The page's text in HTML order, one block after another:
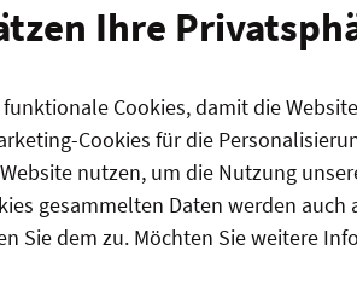
Ihre
Cookies, damit die
Cookies für die
nutzen, um die Nutzung
gesammelten Daten werden
Sie dem zu. Möchten Sie weitere
Das könnte
Berliner Fintech Moss